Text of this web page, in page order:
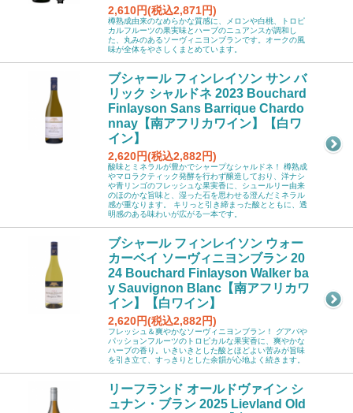
2,610円(税込2,871円)
樽熟成由来のなめらかな質感に、メロンや白桃、トロピ
カルフルーツの果実味とハーブのニュアンスが調和し
た、丸みのあるソーヴィニヨンブランです。オークの風
味が全体をやさしくまとめています。
ブシャール フィンレイソン サン バ
リック シャルドネ 2023 Bouchard
Finlayson Sans Barrique Chardo
nnay【南アフリカワイン】【白ワ
イン】
2,620円(税込2,882円)
酸味とミネラルが豊かでシャープなシャルドネ！ 樽熟成
やマロラクティック発酵を行わず醸造しており、洋ナシ
や青リンゴのフレッシュな果実香に、シュールリー由来
のほのかな旨味と、湿った石を思わせる澄んだミネラル
感が重なります。 キリっと引き締まった酸とともに、透
明感のある味わいが広がる一本です。
ブシャール フィンレイソン ウォー
カーベイ ソーヴィニヨンブラン 20
24 Bouchard Finlayson Walker ba
y Sauvignon Blanc【南アフリカワ
イン】【白ワイン】
2,620円(税込2,882円)
フレッシュ＆爽やかなソーヴィニヨンブラン！ グアバや
パッションフルーツのトロピカルな果実香に、爽やかな
ハーブの香り。いきいきとした酸とほどよい苦みが旨味
を引き立て、すっきりとした余韻が心地よく続きます。
リーフランド オールドヴァイン シ
ュナン・ブラン 2025 Lievland Old